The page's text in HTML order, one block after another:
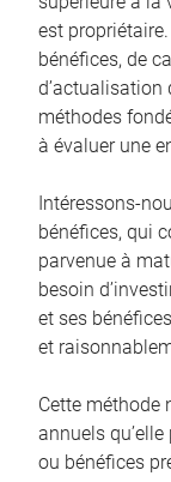
est
bénéfices, de
d’actualisation
méthodes
à évaluer une
Intéressons-
bénéfices, qui
parvenue à
besoin
et ses
et
Cette méthode
annuels
ou bénéfices